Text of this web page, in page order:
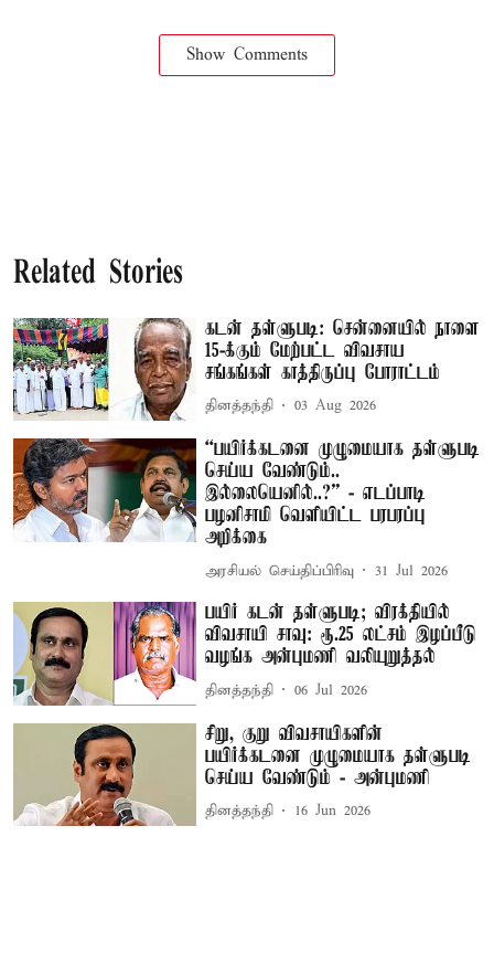
Show Comments
Related Stories
கடன் தள்ளுபடி: சென்னையில் நாளை
15-க்கும் மேற்பட்ட விவசாய
சங்கங்கள் காத்திருப்பு போராட்டம்
தினத்தந்தி 03 Aug 2026
“பயிர்க்கடனை முழுமையாக தள்ளுபடி
செய்ய வேண்டும்..
இல்லையெனில்..?” - எடப்பாடி
பழனிசாமி வெளியிட்ட பரபரப்பு
அறிக்கை
அரசியல் செய்திப்பிரிவு 31 Jul 2026
பயிர் கடன் தள்ளுபடி; விரக்தியில்
விவசாயி சாவு: ரூ.25 லட்சம் இழப்பீடு
வழங்க அன்புமணி வலியுறுத்தல்
தினத்தந்தி 06 Jul 2026
சிறு, குறு விவசாயிகளின்
பயிர்க்கடனை முழுமையாக தள்ளுபடி
செய்ய வேண்டும் - அன்புமணி
தினத்தந்தி 16 Jun 2026